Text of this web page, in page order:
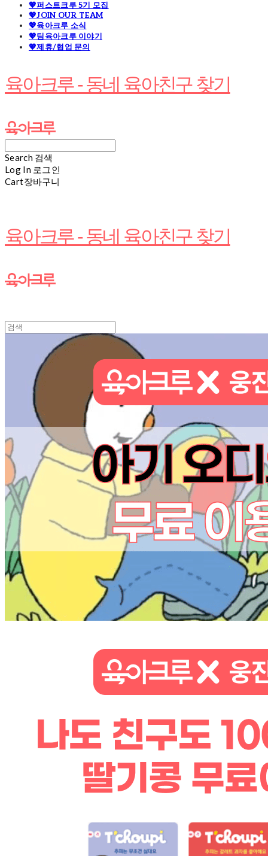
💖퍼스트크루 5기 모집
💖JOIN OUR TEAM
💖육아크루 소식
💖팀육아크루 이야기
💖제휴/협업 문의
육아크루 - 동네 육아친구 찾기
Search 검색
Log In 로그인
Cart장바구니
육아크루 - 동네 육아친구 찾기